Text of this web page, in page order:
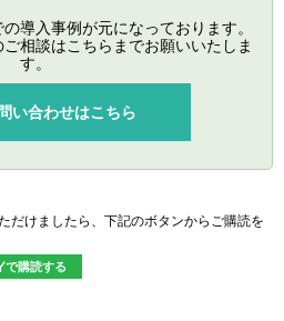
導入事例が元になっております。
相談はこちらまでお願いいたしま
す。
い合わせはこちら
だけましたら、下記のボタンからご購読を
購読する